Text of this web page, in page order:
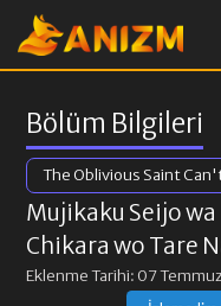
Bölüm Bilgileri
The Oblivious Saint
Mujikaku Seijo
Chikara wo Tare
Eklenme Tarihi: 07